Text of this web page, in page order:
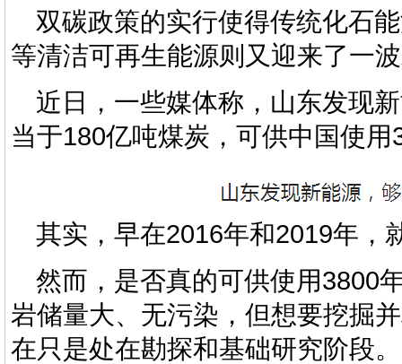
双碳政策的实行使得传统化石
等清洁可再生能源则又迎来了一
近日，一些媒体称， 山东发现
当于180亿吨煤炭，可供中国使用
其实，早在2016年和2019年，
然而，是否真的可供使用3800
岩储量大、无污染，但想要挖掘
在只是处在勘探和基础研究阶段。